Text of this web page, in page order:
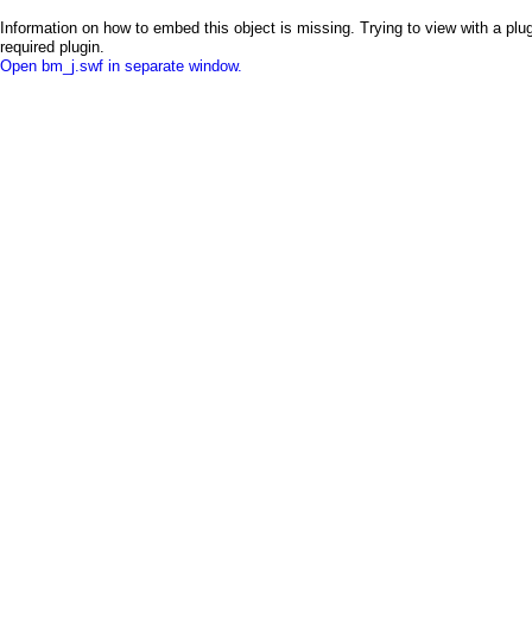
Information on how to embed this object is missing. Trying to view with a
required plugin.
Open bm_j.swf in separate window.